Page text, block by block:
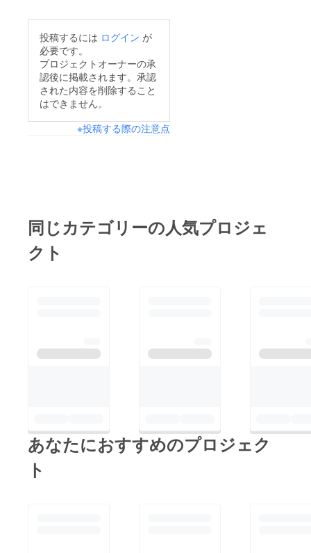
開業時期を約3ヶ月ほ
ど延期させていただく
こととなりました。新
しいオープン予定は
ます。お待たせしてし
準備を進めてまいりま
す。引き続き見守って
投稿するには ログイン が
必要です。
プロジェクトオーナーの承
認後に掲載されます。承認
された内容を削除すること
はできません。
※投稿する際の注意点
同じカテゴリーの人気プロジェ
クト
あなたにおすすめのプロジェク
ト